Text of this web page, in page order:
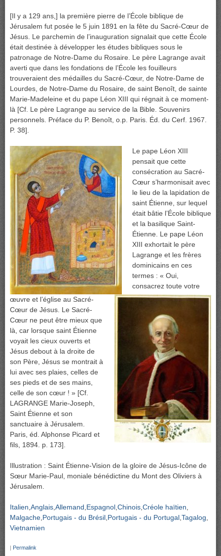
[Il y a 129 ans,] la première pierre de l’École biblique de
Jérusalem fut posée le 5 juin 1891 en la fête du Sacré-Cœur de
Jésus. Le parchemin de l’inauguration signalait que cette École
était destinée à développer les études bibliques sous le
patronage de Notre-Dame du Rosaire. Le père Lagrange avait
averti que dans les fondations de l’École les fouilleurs
trouveraient des médailles du Sacré-Cœur, de Notre-Dame de
Lourdes, de Notre-Dame du Rosaire, de saint Benoît, de sainte
Marie-Madeleine et du pape Léon XIII qui régnait à ce moment-
là [Cf. Le père Lagrange au service de la Bible. Souvenirs
personnels. Préface du P. Benoît, o.p. Paris. Éd. du Cerf. 1967.
P. 38].
Le pape Léon XIII
pensait que cette
consécration au Sacré-
Cœur s’harmonisait avec
le lieu de la lapidation de
saint Étienne, sur lequel
était bâtie l’École biblique
et la basilique Saint-
Étienne. Le pape Léon
XIII exhortait le père
Lagrange et les frères
dominicains en ces
termes : « Oui,
consacrez toute votre
œuvre et l’église au Sacré-
Cœur de Jésus. Le Sacré-
Cœur ne peut être mieux que
là, car lorsque saint Étienne
voyait les cieux ouverts et
Jésus debout à la droite de
son Père, Jésus se montrait à
lui avec ses plaies, celles de
ses pieds et de ses mains,
celle de son cœur ! » [Cf.
LAGRANGE Marie-Joseph,
Saint Étienne et son
sanctuaire à Jérusalem.
Paris, éd. Alphonse Picard et
fils, 1894. p. 173].
Illustration : Saint Étienne-Vision de la gloire de Jésus-Icône de
Sœur Marie-Paul, moniale bénédictine du Mont des Oliviers à
Jérusalem.
Italien Anglais Allemand Espagnol Chinois Créole haïtien
Malgache Portugais - du Brésil Portugais - du Portugal Tagalog
Vietnamien
Permalink